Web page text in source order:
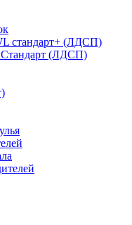
стандарт+ (ЛДСП)
Стандарт (ЛДСП)